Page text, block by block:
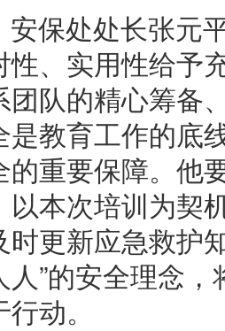
安保处处长张元
性、实用性给予
团队的精心筹备
是教育工作的底
的重要保障。他
以本次培训为契
更新应急救护
”的安全理念
动。